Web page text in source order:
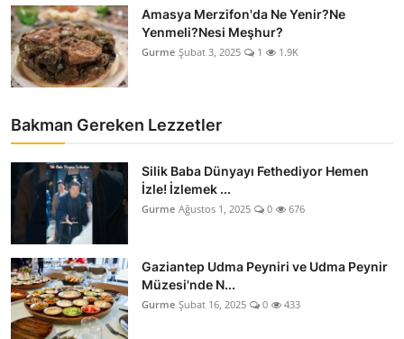
Amasya Merzifon'da Ne Yenir?Ne
Yenmeli?Nesi Meşhur?
Gurme Şubat 3, 2025 1 1.9K
Bakman Gereken Lezzetler
Silik Baba Dünyayı Fethediyor Hemen
İzle! İzlemek ...
Gurme Ağustos 1, 2025 0 676
Gaziantep Udma Peyniri ve Udma Peynir
Müzesi'nde N...
Gurme Şubat 16, 2025 0 433